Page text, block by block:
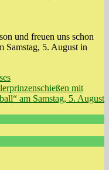
und freuen uns schon
Samstag, 5. August in
mit
am Samstag, 5. August